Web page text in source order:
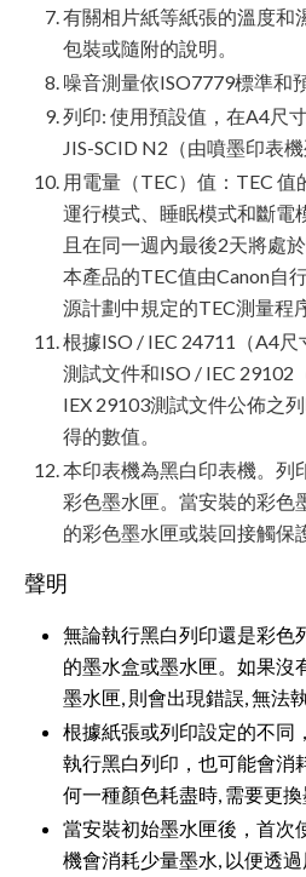
有關相片紙等紙張的溫度和
包裝或隨附的說明。
噪音測量依ISO7779標準和
列印: 使用預設值，在A4尺
JIS-SCID N2（由噴墨印表機
用電量（TEC）值：TEC
運行模式、睡眠模式和斷電
且在同一週內最後2天將處
本產品的TEC值由Canon自
源計劃中規定的TEC測量程
根據ISO / IEC 24711（A4
測試文件和ISO / IEC 29102
IEX 29103測試文件公佈之
得的數值。
本印表機為黑白印表機。列
彩色墨水匣。當安裝的彩色
的彩色墨水匣或裝回接觸保
聲明
無論執行黑白列印還是彩色
的墨水盒或墨水匣。如果沒
墨水匣, 則會出現錯誤, 無法
根據紙張或列印設定的不同
執行黑白列印，也可能會消
何一種顏色耗盡時, 需要更換
當安裝初始墨水匣後，首次
機會消耗少量墨水, 以便透